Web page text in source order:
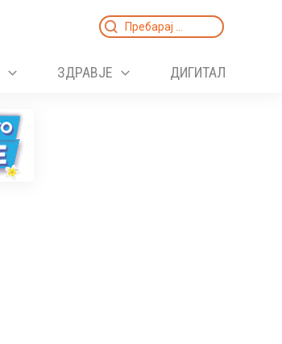
Search
ЗДРАВЈЕ ДИГИТАЛ